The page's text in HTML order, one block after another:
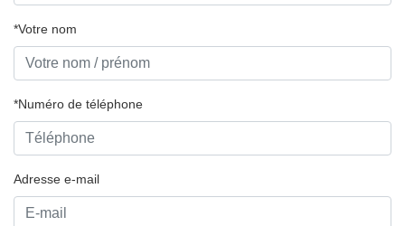
*Votre nom
*Numéro de téléphone
Adresse e-mail